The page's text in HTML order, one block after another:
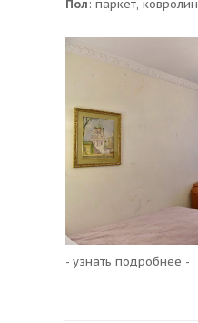
Пол: паркет, ковролин
- узнать подробнее -